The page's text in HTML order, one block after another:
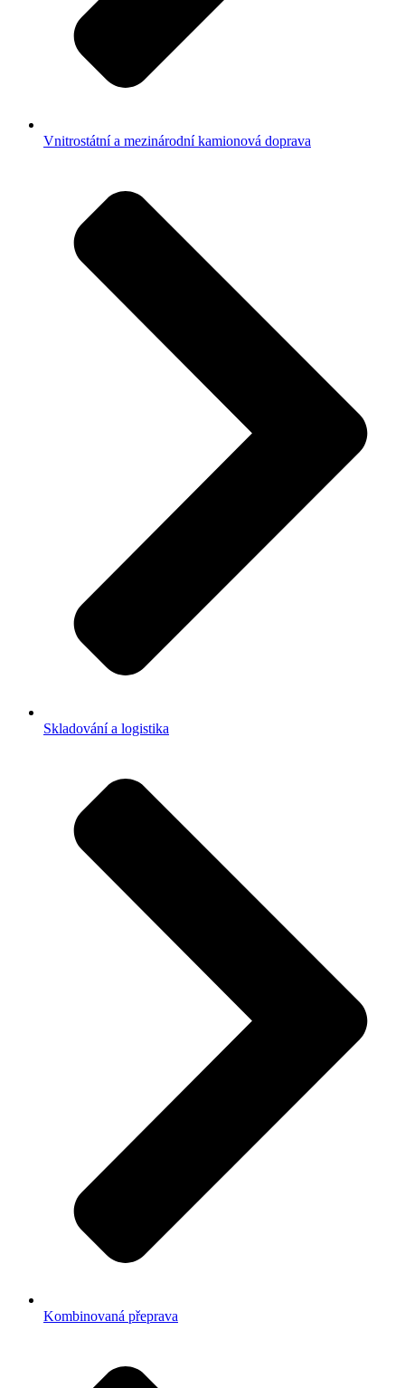
Vnitrostátní a mezinárodní kamionová doprava
Skladování a logistika
Kombinovaná přeprava